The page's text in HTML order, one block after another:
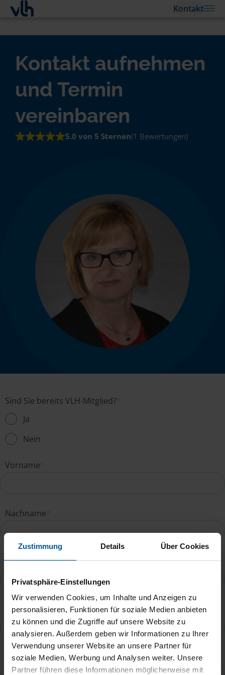
Zustimmung Details Über Cookies
Privatsphäre-Einstellungen
Wir verwenden Cookies, um Inhalte und Anzeigen zu
personalisieren, Funktionen für soziale Medien anbieten
zu können und die Zugriffe auf unsere Website zu
analysieren. Außerdem geben wir Informationen zu Ihrer
Verwendung unserer Website an unsere Partner für
soziale Medien, Werbung und Analysen weiter. Unsere
Partner führen diese Informationen möglicherweise mit
Kontakt
Kontakt aufnehmen
und Termin
vereinbaren
5.0 von 5 Sternen(1 Bewertungen)
Sind Sie bereits VLH-Mitglied?*
Ja
Nein
Vorname*
Nachname*
E-Mail*
Telefonnummer
Ihre Nachricht an Manuela Schulz*